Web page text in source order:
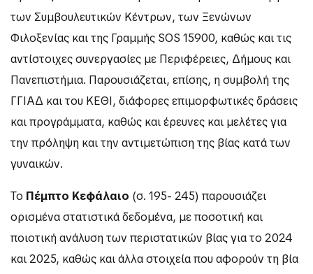
των Συμβουλευτικών Κέντρων, των Ξενώνων
Φιλοξενίας και της Γραμμής SOS 15900, καθώς και τις
αντίστοιχες συνεργασίες με Περιφέρειες, Δήμους και
Πανεπιστήμια. Παρουσιάζεται, επίσης, η συμβολή της
ΓΓΙΑΔ και του ΚΕΘΙ, διάφορες επιμορφωτικές δράσεις
και προγράμματα, καθώς και έρευνες και μελέτες για
την πρόληψη και την αντιμετώπιση της βίας κατά των
γυναικών.
Το Πέμπτο Κεφάλαιο (σ. 195- 245) παρουσιάζει
ορισμένα στατιστικά δεδομένα, με ποσοτική και
ποιοτική ανάλυση των περιστατικών βίας για το 2024
και 2025, καθώς και άλλα στοιχεία που αφορούν τη βία